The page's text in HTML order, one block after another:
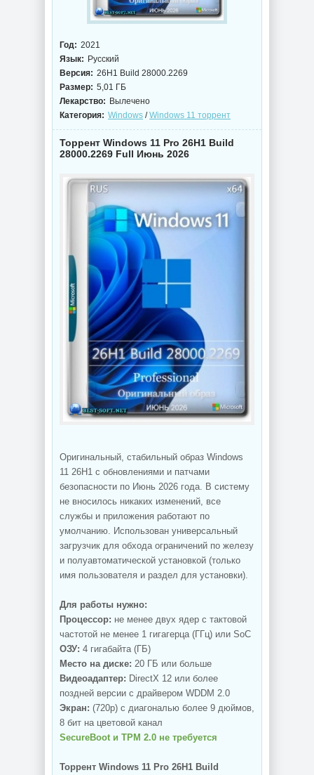
Год: 2021
Язык: Русский
Версия: 26H1 Build 28000.2269
Размер: 5,01 ГБ
Лекарство: Вылечено
Категория: Windows /Windows 11 торрент
Торрент Windows 11 Pro 26H1 Build
28000.2269 Full Июнь 2026
Оригинальный, стабильный образ Windows
11 26H1 с обновлениями и патчами
безопасности по Июнь 2026 года. В систему
не вносилось никаких изменений, все
службы и приложения работают по
умолчанию. Использован универсальный
загрузчик для обхода ограничений по железу
и полуавтоматической установкой (только
имя пользователя и раздел для установки).
Для работы нужно:
Процессор: не менее двух ядер с тактовой
частотой не менее 1 гигагерца (ГГц) или SoC
ОЗУ: 4 гигабайта (ГБ)
Место на диске: 20 ГБ или больше
Видеоадаптер: DirectX 12 или более
поздней версии с драйвером WDDM 2.0
Экран: (720p) с диагональю более 9 дюймов,
8 бит на цветовой канал
SecureBoot и TPM 2.0 не требуется
Торрент Windows 11 Pro 26H1 Build